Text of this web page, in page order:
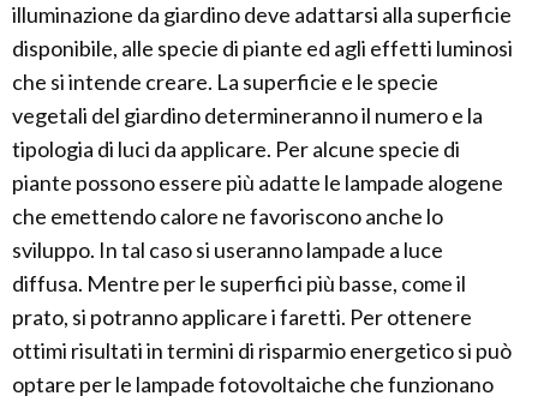
illuminazione da giardino deve adattarsi alla superficie
disponibile, alle specie di piante ed agli effetti luminosi
che si intende creare. La superficie e le specie
vegetali del giardino determineranno il numero e la
tipologia di luci da applicare. Per alcune specie di
piante possono essere più adatte le lampade alogene
che emettendo calore ne favoriscono anche lo
sviluppo. In tal caso si useranno lampade a luce
diffusa. Mentre per le superfici più basse, come il
prato, si potranno applicare i faretti. Per ottenere
ottimi risultati in termini di risparmio energetico si può
optare per le lampade fotovoltaiche che funzionano